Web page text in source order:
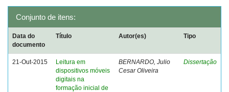
Conjunto de itens:
Data do
documento
Título Autor(es) Tipo
21-Out-2015
Leitura em
dispositivos móveis
digitais na
formação inicial de
BERNARDO, Julio
Cesar Oliveira
Dissertação